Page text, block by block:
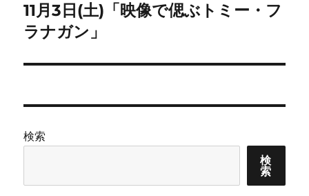
ー
シ
ン
次
の
稿:
11月3日(土)「映像で偲ぶトミー・フ
ラナガン」
検索
検
索